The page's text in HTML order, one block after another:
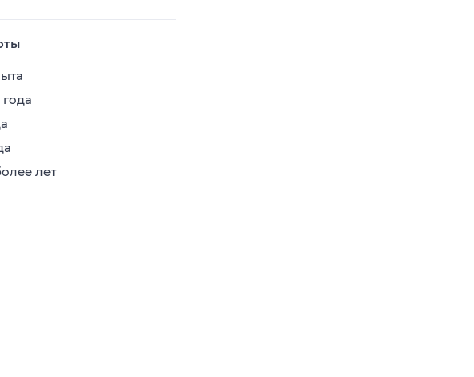
лет